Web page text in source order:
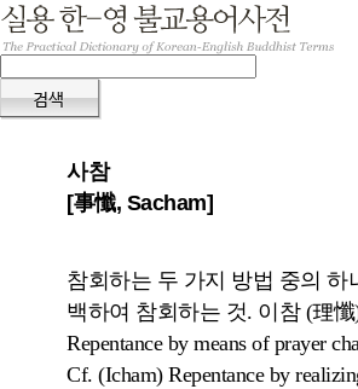
사참
[事懺, Sacham]
참회하는 두 가지 방법 중의
백하여 참회하는 것. 이참 (理
Repentance by means of prayer
Cf. (Icham) Repentance by